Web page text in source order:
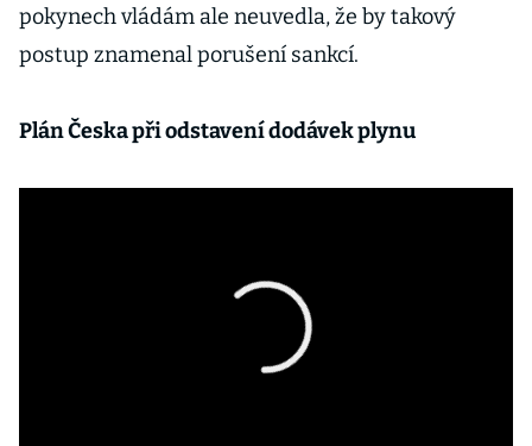
pokynech vládám ale neuvedla, že by takový
postup znamenal porušení sankcí.
Plán Česka při odstavení dodávek plynu